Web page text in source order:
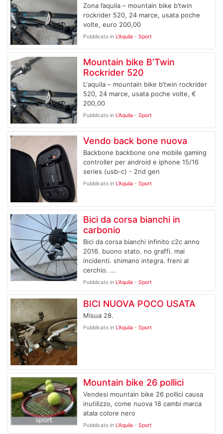
Zona l’aquila – mountain bike b’twin
rockrider 520, 24 marce, usata poche
volte, euro 200,00
Pubblicato in L'Aquila - Sport
Mountain bike B’Twin
Rockrider 520
L'aquila – mountain bike b’twin rockrider
520, 24 marce, usata poche volte, €
200,00
Pubblicato in L'Aquila - Sport
Vendo back bone nuova
Backbone backbone one mobile gaming
controller per android e iphone 15/16
series (usb-c) - 2nd gen
Pubblicato in L'Aquila - Sport
Bici da corsa bianchi in
carbonio
Bici da corsa bianchi infinito c2c anno
2016. buono stato. no graffi. mai
incidenti. shimano integra. freni al
cerchio. ...
Pubblicato in L'Aquila - Sport
BICI NUOVA POCO USATA
Misua 28.
Pubblicato in L'Aquila - Sport
Mountain bike 26 pollici
Vendesi mountain bike 26 pollici causa
inutilizzo, come nuova 18 cambi marca
atala colore nero
Pubblicato in L'Aquila - Sport